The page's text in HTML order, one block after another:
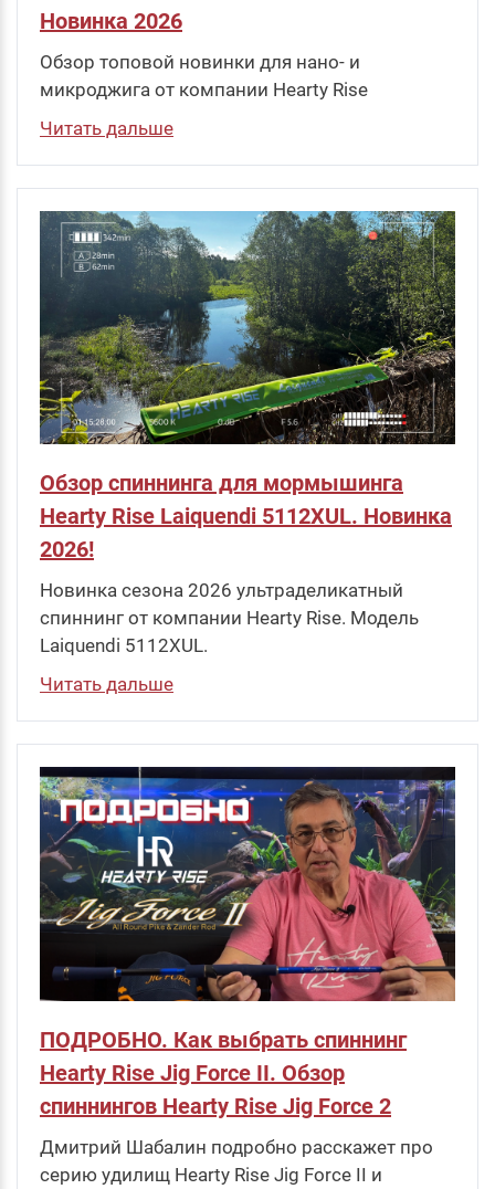
Новинка 2026
Обзор топовой новинки для нано- и
микроджига от компании Hearty Rise
Читать дальше
Обзор спиннинга для мормышинга
Hearty Rise Laiquendi 5112XUL. Новинка
2026!
Новинка сезона 2026 ультраделикатный
спиннинг от компании Hearty Rise. Модель
Laiquendi 5112XUL.
Читать дальше
ПОДРОБНО. Как выбрать спиннинг
Hearty Rise Jig Force II. Обзор
спиннингов Hearty Rise Jig Force 2
Дмитрий Шабалин подробно расскажет про
серию удилищ Hearty Rise Jig Force II и